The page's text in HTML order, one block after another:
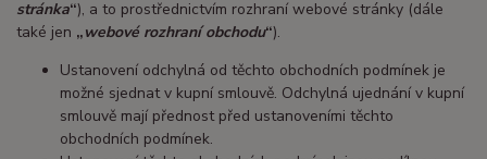
stránka“), a to prostřednictvím rozhraní webové stránky (dále
také jen „webové rozhraní obchodu“).
Ustanovení odchylná od těchto obchodních podmínek je
možné sjednat v kupní smlouvě. Odchylná ujednání v kupní
smlouvě mají přednost před ustanoveními těchto
obchodních podmínek.